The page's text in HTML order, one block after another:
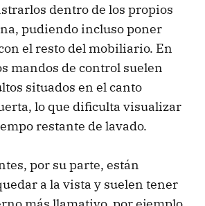
dentro de los propios
pudiendo incluso poner
el resto del mobiliario. En
mandos de control suelen
situados en el canto
lo que dificulta visualizar
restante de lavado.
por su parte, están
a la vista y suelen tener